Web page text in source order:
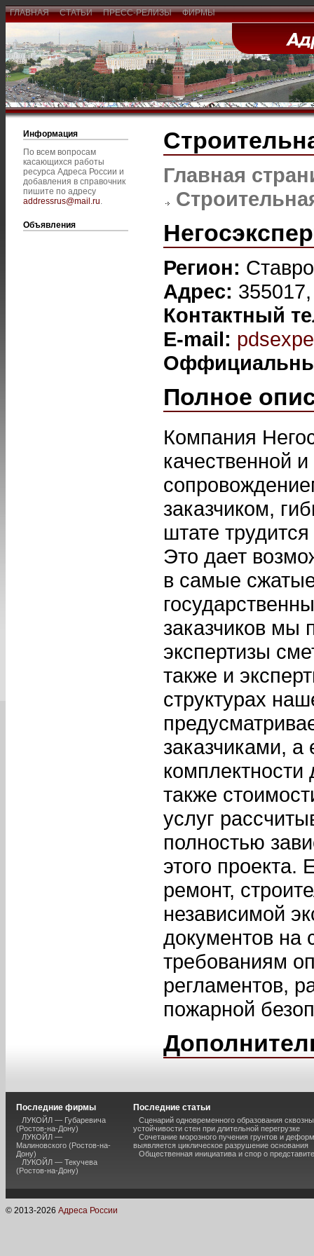
ГЛАВНАЯ СТАТЬИ ПРЕСС-РЕЛИЗЫ ФИРМЫ
Информация
По всем вопросам
касающихся работы
ресурса Адреса России и
добавления в справочник
пишите по адресу
addressrus@mail.ru.
Объявления
Главная
Регион:
Адрес:
Контактный
E-mail:
Полное
Компания
качественной
заказчиком,
штате
Это дает
в самые
заказчиков мы
экспертизы
также и
структурах
заказчиками,
также
услуг
полностью
этого
ремонт,
независимой
документов на
требованиям
регламентов,
пожарной
Последние фирмы
ЛУКОЙЛ — Губаревича
(Ростов-на-Дону)
ЛУКОЙЛ —
Малиновского (Ростов-на-
Дону)
ЛУКОЙЛ — Текучева
(Ростов-на-Дону)
Последние статьи
Сценарий одновременного образования
устойчивости стен при длительной перегрузке
Сочетание морозного пучения грунтов и
выявляется циклическое разрушение основания
Общественная инициатива и спор о
© 2013-2026 Адреса России